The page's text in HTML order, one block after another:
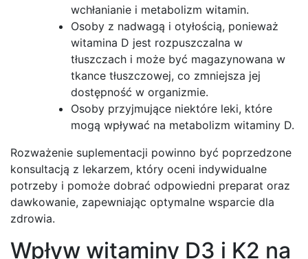
wchłanianie i metabolizm witamin.
Osoby z nadwagą i otyłością, ponieważ
witamina D jest rozpuszczalna w
tłuszczach i może być magazynowana w
tkance tłuszczowej, co zmniejsza jej
dostępność w organizmie.
Osoby przyjmujące niektóre leki, które
mogą wpływać na metabolizm witaminy D.
Rozważenie suplementacji powinno być poprzedzone
konsultacją z lekarzem, który oceni indywidualne
potrzeby i pomoże dobrać odpowiedni preparat oraz
dawkowanie, zapewniając optymalne wsparcie dla
zdrowia.
Wpływ witaminy D3 i K2 na